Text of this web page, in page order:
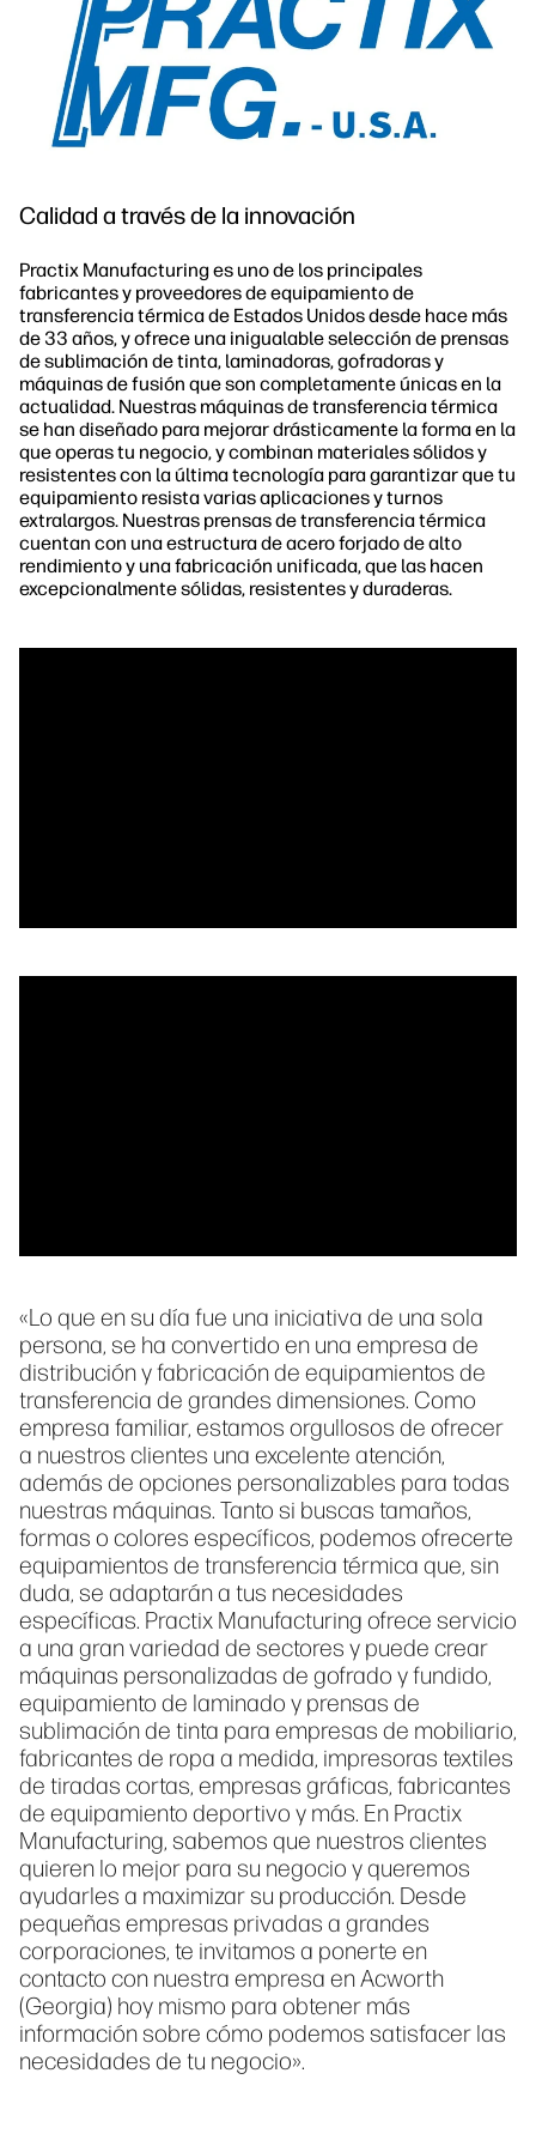
Síguenos
linkedInfacebook
Calidad a través de la innovación
Practix Manufacturing es uno de los principales
fabricantes y proveedores de equipamiento de
transferencia térmica de Estados Unidos desde hace más
de 33 años, y ofrece una inigualable selección de prensas
de sublimación de tinta, laminadoras, gofradoras y
máquinas de fusión que son completamente únicas en la
actualidad. Nuestras máquinas de transferencia térmica
se han diseñado para mejorar drásticamente la forma en la
que operas tu negocio, y combinan materiales sólidos y
resistentes con la última tecnología para garantizar que tu
equipamiento resista varias aplicaciones y turnos
extralargos. Nuestras prensas de transferencia térmica
cuentan con una estructura de acero forjado de alto
rendimiento y una fabricación unificada, que las hacen
excepcionalmente sólidas, resistentes y duraderas.
«Lo que en su día fue una iniciativa de una sola
persona, se ha convertido en una empresa de
distribución y fabricación de equipamientos de
transferencia de grandes dimensiones. Como
empresa familiar, estamos orgullosos de ofrecer
a nuestros clientes una excelente atención,
además de opciones personalizables para todas
nuestras máquinas. Tanto si buscas tamaños,
formas o colores específicos, podemos ofrecerte
equipamientos de transferencia térmica que, sin
duda, se adaptarán a tus necesidades
específicas. Practix Manufacturing ofrece servicio
a una gran variedad de sectores y puede crear
máquinas personalizadas de gofrado y fundido,
equipamiento de laminado y prensas de
sublimación de tinta para empresas de mobiliario,
fabricantes de ropa a medida, impresoras textiles
de tiradas cortas, empresas gráficas, fabricantes
de equipamiento deportivo y más. En Practix
Manufacturing, sabemos que nuestros clientes
quieren lo mejor para su negocio y queremos
ayudarles a maximizar su producción. Desde
pequeñas empresas privadas a grandes
corporaciones, te invitamos a ponerte en
contacto con nuestra empresa en Acworth
(Georgia) hoy mismo para obtener más
información sobre cómo podemos satisfacer las
necesidades de tu negocio».